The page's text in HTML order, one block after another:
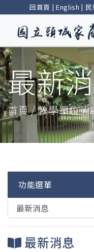
回首頁 | English |
最新
首頁 / 教學單位 /
功能選單
最新消息